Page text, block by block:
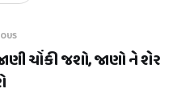
ચોંકી જશો, જાણો ને શેર